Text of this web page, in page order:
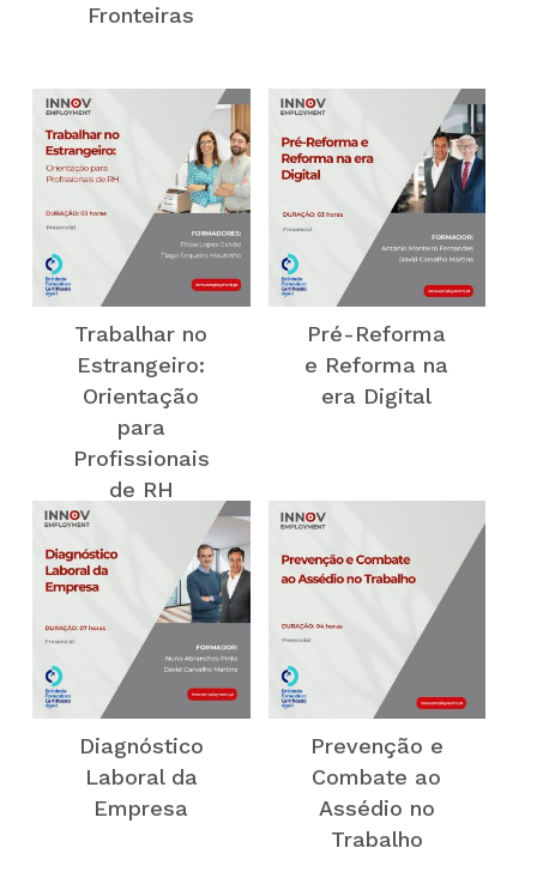
Fronteiras
Trabalhar no
Estrangeiro:
Orientação
para
Profissionais
de RH
Pré-Reforma
e Reforma na
era Digital
Diagnóstico
Laboral da
Empresa
Prevenção e
Combate ao
Assédio no
Trabalho